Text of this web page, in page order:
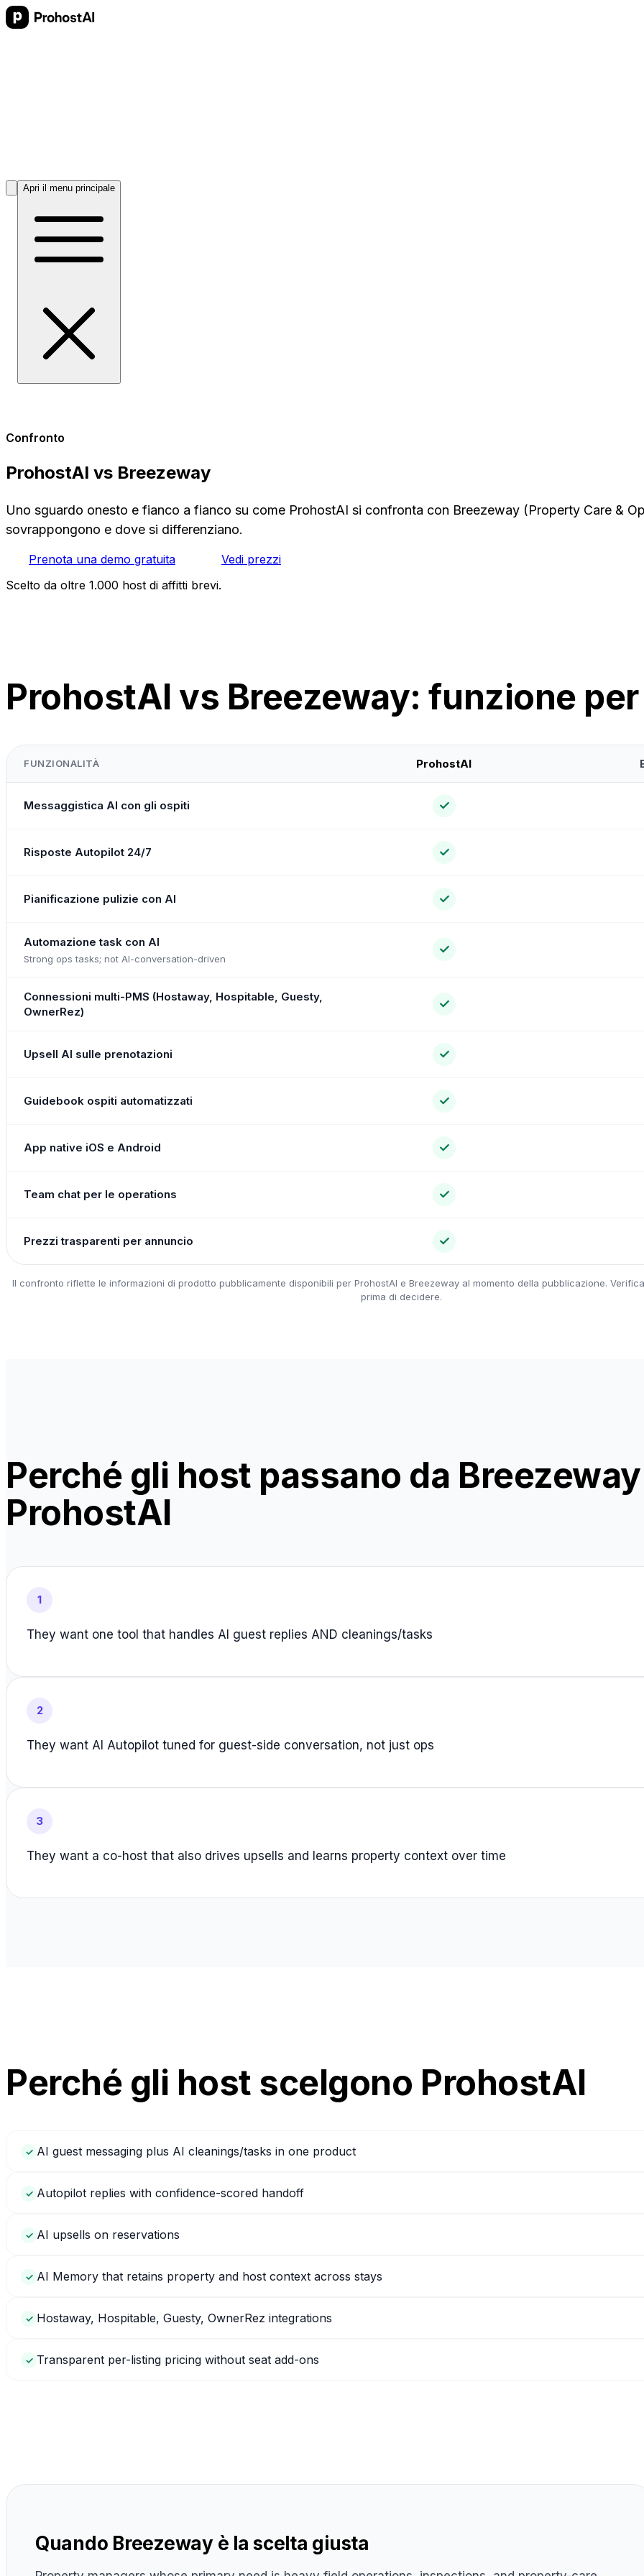
Apri il menu principale
Confronto
ProhostAI vs Breezeway
Uno sguardo onesto e fianco a fianco su come ProhostAI si confronta con Breezeway (Property Care &
sovrappongono e dove si differenziano.
Prenota una demo gratuita
Vedi prezzi
Scelto da oltre 1.000 host di affitti brevi.
ProhostAI vs Breezeway: funzione
FUNZIONALITÀ ProhostAI
Messaggistica AI con gli ospiti ✓
Risposte Autopilot 24/7 ✓
Pianificazione pulizie con AI ✓
Automazione task con AI
Strong ops tasks; not AI-conversation-driven
✓
Connessioni multi-PMS (Hostaway, Hospitable, Guesty,
OwnerRez)
✓
Upsell AI sulle prenotazioni ✓
Guidebook ospiti automatizzati ✓
App native iOS e Android ✓
Team chat per le operations ✓
Prezzi trasparenti per annuncio ✓
Il confronto riflette le informazioni di prodotto pubblicamente disponibili per ProhostAI e Breezeway al momento della pubblicazione.
prima di decidere.
Perché gli host passano da
ProhostAI
1
They want one tool that handles AI guest replies AND cleanings/tasks
2
They want AI Autopilot tuned for guest-side conversation, not just ops
3
They want a co-host that also drives upsells and learns property context over time
Perché gli host scelgono ProhostAI
✓ AI guest messaging plus AI cleanings/tasks in one product
✓ Autopilot replies with confidence-scored handoff
✓ AI upsells on reservations
✓ AI Memory that retains property and host context across stays
✓ Hostaway, Hospitable, Guesty, OwnerRez integrations
✓ Transparent per-listing pricing without seat add-ons
Quando Breezeway è la scelta giusta